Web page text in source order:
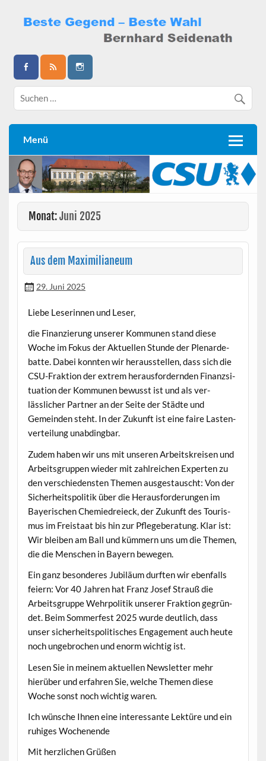
content
Bernhard Seidenath
Menü
Monat:Juni 2025
Aus dem Maximilianeum
29. Juni 2025
‌Liebe Leserin­nen und Leser,
die Finanzierung unser­er Kom­munen stand diese
Woche im Fokus der Aktuellen Stunde der Ple­narde­
bat­te. Dabei kon­nten wir her­ausstellen, dass sich die
CSU-Frak­tion der extrem her­aus­fordern­den Finanzsi­
t­u­a­tion der Kom­munen bewusst ist und als ver­
lässlich­er Part­ner an der Seite der Städte und
Gemein­den ste­ht. In der Zukun­ft ist eine faire Las­ten­
verteilung unabdingbar.
Zudem haben wir uns mit unseren Arbeit­skreisen und
Arbeits­grup­pen wieder mit zahlre­ichen Experten zu
den ver­schieden­sten The­men aus­ges­tauscht: Von der
Sicher­heit­spoli­tik über die Her­aus­forderun­gen im
Bay­erischen Chemiedreieck, der Zukun­ft des Touris­
mus im Freis­taat bis hin zur Pflege­ber­atung. Klar ist:
Wir bleiben am Ball und küm­mern uns um die The­men,
die die Men­schen in Bay­ern bewegen.
Ein ganz beson­deres Jubiläum durften wir eben­falls
feiern: Vor 40 Jahren hat Franz Josef Strauß die
Arbeits­gruppe Wehrpoli­tik unser­er Frak­tion gegrün­
det. Beim Som­mer­fest 2025 wurde deut­lich, dass
unser sicher­heit­spoli­tis­ches Engage­ment auch heute
noch unge­brochen und enorm wichtig ist.
Lesen Sie in meinem aktuellen Newslet­ter mehr
hierüber und erfahren Sie, welche The­men diese
Woche son­st noch wichtig waren.
Ich wün­sche Ihnen eine inter­es­sante Lek­türe und ein
ruhiges Wochenende
Mit her­zlichen Grüßen